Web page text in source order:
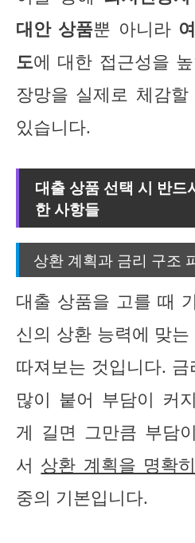
대안 상품뿐 아니라
도에 대한 접근성을
장망을 실제로 체감
있습니다.
대출 상품 선택 시 반드
한 사항들
상환 계획과 금리 구조
대출 상품을 고를 때
신의 상환 능력에 맞
따져보는 것입니다.
많이 붙어 부담이 커
게 길면 그만큼 부담
서 상환 계획을 명확
중의 기본입니다.